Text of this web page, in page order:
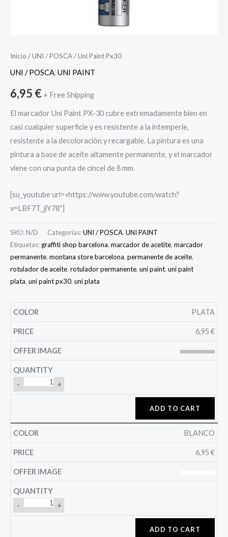
Inicio /UNI / POSCA/ Uni Paint Px30
UNI / POSCA, UNI PAINT
6,95 € + Free Shipping
El marcador Uni Paint PX-30 cubre extremadamente bien en
casi cualquier superficie y es resistente a la intemperie,
resistente a la decoloración y recargable. La pintura es una
pintura a base de aceite altamente permanente, y el marcador
viene con una punta de cincel de 8 mm.
[su_youtube url=»https://www.youtube.com/watch?
v=LBF7T_jiY78″]
SKU: N/D Categorías:UNI / POSCA, UNI PAINT
Etiquetas: graffiti shop barcelona, marcador de acetite, marcador
permanente, montana store barcelona, permanente de aceite,
rotulador de aceite, rotulador permanente, uni paint, uni paint
plata, uni paint px30, uni plata
PLATA
6,95€
- +
ADD TO CART
BLANCO
6,95€
- +
ADD TO CART